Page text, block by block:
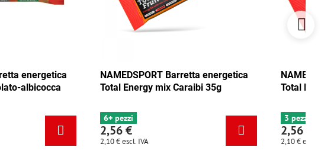
energetica
albicocca
NAMEDSPORT Barretta energetica
Total Energy mix Caraibi 35g
6+ pezzi
2,56 €
2,10 €escl. IVA
Total
3 pezzi
2,56 €
2,10 €escl. IVA